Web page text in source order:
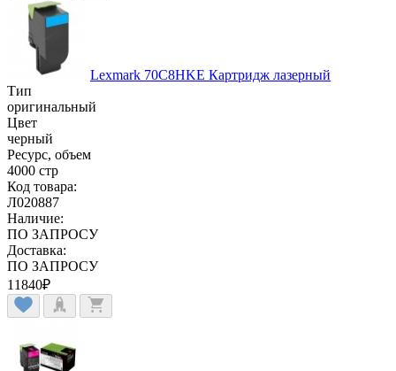
Lexmark 70C8HKE Картридж лазерный
Тип
оригинальный
Цвет
черный
Ресурс, объем
4000 стр
Код товара:
Л020887
Наличие:
ПО ЗАПРОСУ
Доставка:
ПО ЗАПРОСУ
11840₽